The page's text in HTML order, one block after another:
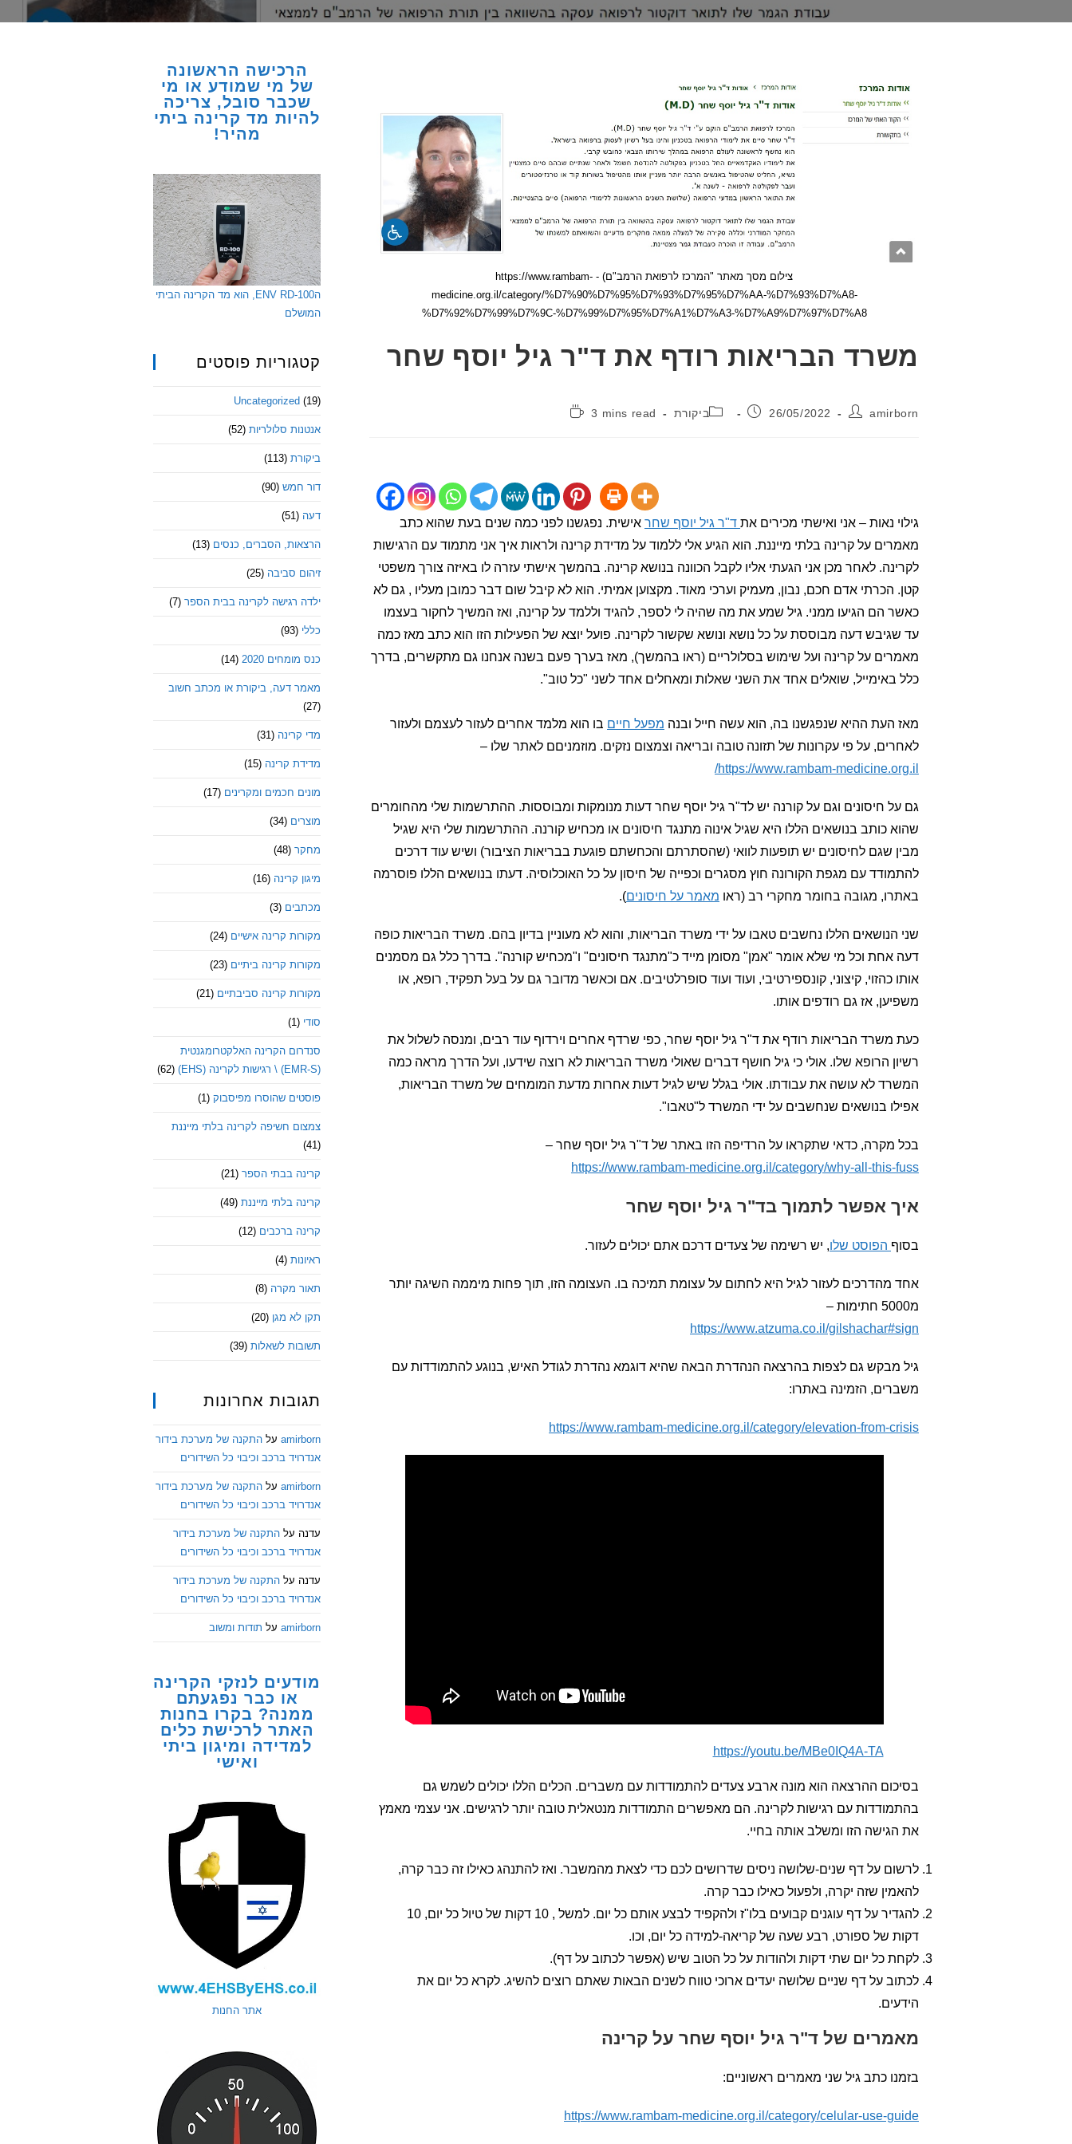
צילום מסך מאתר "המרכז לרפואת הרמב"ם) - https://www.rambam-
medicine.org.il/category/%D7%90%D7%95%D7%93%D7%95%D7%AA-%D7%93%D7%A8-
%D7%92%D7%99%D7%9C-%D7%99%D7%95%D7%A1%D7%A3-%D7%A9%D7%97%D7%A8
משרד הבריאות רודף את ד"ר גיל יוסף שחר
מחבר:
amirborn פורסם:
26/05/2022 קטגוריה:
ביקורת
זמן
3 mins read
גילוי נאות – אני ואישתי מכירים את ד"ר גיל יוסף שחר אישית. נפגשנו לפני כמה שנים בעת שהוא כתב
מאמרים על קרינה בלתי מייננת. הוא הגיע אלי ללמוד על מדידת קרינה ולראות איך אני מתמוד עם הרגישות
לקרינה. לאחר מכן אני הגעתי אליו לקבל הכוונה בנושא קרינה. בהמשך אישתי עזרה לו באיזה צורך משפטי
קטן. הכרתי אדם חכם, נבון, מעמיק וערכי מאוד. מקצוען אמיתי. הוא לא קיבל שום דבר כמובן מעליו , גם לא
כאשר הם הגיעו ממני. גיל שמע את מה שהיה לי לספר, להגיד וללמד על קרינה, ואז המשיך לחקור בעצמו
עד שגיבש דעה מבוססת על כל נושא ונושא שקשור לקרינה. פועל יוצא של הפעילות הזו הוא כתב מאז כמה
מאמרים על קרינה ועל שימוש בסלולריים (ראו בהמשך), מאז בערך פעם בשנה אנחנו גם מתקשרים, בדרך
כלל באימייל, שואלים אחד את השני שאלות ומאחלים אחד לשני "כל טוב".
מאז העת ההיא שנפגשנו בה, הוא עשה חייל ובנה מפעל חיים בו הוא מלמד אחרים לעזור לעצמם ולעזור
לאחרים, על פי עקרונות של תזונה טובה ובריאה וצמצום נזקים. מוזמניםם לאתר שלו –
https://www.rambam-medicine.org.il/
גם על חיסונים וגם על קורנה יש לד"ר גיל יוסף שחר דעות מנומקות ומבוססות. ההתרשמות שלי מהחומרים
שהוא כותב בנושאים הללו היא שגיל אינוה מתנגד חיסונים או מכחיש קורנה. ההתרשמות שלי היא שגיל
מבין שגם לחיסונים יש תופעות לוואי (שהסתרתם והכחשתם פוגעת בבריאות הציבור) ושיש עוד דרכים
להתמודד עם מגפת הקורונה חוץ מסגרים וכפייה של חיסון על כל האוכלוסיה. דעתו בנושאים הללו פוסרמה
באתרו, מגובה בחומר מחקרי רב (ראו מאמר על חיסונים).
שני הנושאים הללו נחשבים טאבו על ידי משרד הבריאות, והוא לא מעוניין בדיון בהם. משרד הבריאות כופה
דעה אחת וכל מי שלא אומר "אמן" מסומן מייד כ"מתנגד חיסונים" ו"מכחיש קורנה". בדרך כלל גם מסמנים
אותו כהזוי, קיצוני, קונספירטיבי, ועוד ועוד סופרלטיבים. אם וכאשר מדובר גם על בעל תפקיד, רופא, או
משפיען, אז גם רודפים אותו.
כעת משרד הבריאות רודף את ד"ר גיל יוסף שחר, כפי שרדף אחרים וירדוף עוד רבים, ומנסה לשלול את
רשיון הרופא שלו. אולי כי גיל חושף דברים שאולי משרד הבריאות לא רוצה שידעו, ועל הדרך מראה כמה
המשרד לא עושה את עבודתו. אולי בגלל שיש לגיל דעות אחרות מדעת המומחים של משרד הבריאות,
אפילו בנושאים שנחשבים על ידי המשרד ל"טאבו".
בכל מקרה, כדאי שתקראו על הרדיפה הזו באתר של ד"ר גיל יוסף שחר –
https://www.rambam-medicine.org.il/category/why-all-this-fuss
איך אפשר לתמוך בד"ר גיל יוסף שחר
בסוף הפוסט שלו, יש רשימה של צעדים דרכם אתם יכולים לעזור.
אחד מהדרכים לעזור לגיל היא לחתום על עצומת תמיכה בו. העצומה הזו, תוך פחות מיממה השיגה יותר
מ5000 חתימות –
https://www.atzuma.co.il/gilshachar#sign
גיל מבקש גם לצפות בהרצאה הנהדרת הבאה שהיא דוגמא נהדרת לגודל האיש, בנוגע להתמודדות עם
משברים, הזמינה באתרו:
https://www.rambam-medicine.org.il/category/elevation-from-crisis
https://youtu.be/MBe0IQ4A-TA
בסיכום ההרצאה הוא מונה ארבע צעדים להתמודדות עם משברים. הכלים הללו יכולים לשמש גם
בהתמודדות עם רגישות לקרינה. הם מאפשרים התמודדות מנטאלית טובה יותר לרגישים. אני עצמי מאמץ
את הגישה הזו ומשלב אותה בחיי.
לרשום על דף שנים-שלושה ניסים שדרושים לכם כדי לצאת מהמשבר. ואז להתנהג כאילו זה כבר קרה,
להאמין שזה יקרה, ולפעול כאילו כבר קרה.
להגדיר על דף עוגנים קבועים בלו"ז ולהקפיד לבצע אותם כל יום. למשל , 10 דקות של טיול כל יום, 10
דקות של ספורט, רבע שעה של קריאה-למידה כל יום, וכו.
לקחת כל יום שתי דקות ולהודות על כל הטוב שיש (אפשר לכתוב על דף).
לכתוב על דף שניים שלושה יעדים ארוכי טווח לשנים הבאות שאתם רוצים להשיג. לקרא כל יום את
הידעים.
מאמרים של ד"ר גיל יוסף שחר על קרינה
בזמנו כתב גיל שני מאמרים ראשוניים:
https://www.rambam-medicine.org.il/category/celular-use-guide
הרכישה הראשונה
של מי שמודע או מי
שכבר סובל, צריכה
להיות מד קרינה ביתי
מהיר!
הENV RD-100, הוא מד הקרינה הביתי
המושלם
קטגוריות פוסטים
Uncategorized (19)
אנטנות סלולריות (52)
ביקורת (113)
דור חמש (90)
דעה (51)
הרצאות, הסברים, כנסים (13)
זיהום סביבה (25)
ילדה רגישה לקרינה בבית הספר (7)
כללי (93)
כנס מומחים 2020 (14)
מאמר דעה, ביקורת או מכתב חשוב
(27)
מדי קרינה (31)
מדידת קרינה (15)
מונים חכמים ומקרינים (17)
מוצרים (34)
מחקר (48)
מיגון קרינה (16)
מכתבים (3)
מקורות קרינה אישיים (24)
מקורות קרינה ביתיים (23)
מקורות קרינה סביבתיים (21)
סודי (1)
סנדרום הקרינה האלקטרומגנטית
(EMR-S) \ רגישות לקרינה (EHS)
(62)
פוסטים שהוסרו מפיסבוק (1)
צמצום חשיפה לקרינה בלתי מייננת
(41)
קרינה בבתי הספר (21)
קרינה בלתי מייננת (49)
קרינה ברכבים (12)
ראיונות (4)
תאור מקרה (8)
תקן לא מגן (20)
תשובות לשאלות (39)
תגובות אחרונות
amirborn על התקנה של מערכת בידור
אנדרויד ברכב וכיבוי כל השידורים
amirborn על התקנה של מערכת בידור
אנדרויד ברכב וכיבוי כל השידורים
עדנה על התקנה של מערכת בידור
אנדרויד ברכב וכיבוי כל השידורים
עדנה על התקנה של מערכת בידור
אנדרויד ברכב וכיבוי כל השידורים
amirborn על תודות ומשוב
מודעים לנזקי הקרינה
או כבר נפגעתם
ממנה? בקרו בחנות
האתר לרכישת כלים
למדידה ומיגון ביתי
ואישי
אתר החנות